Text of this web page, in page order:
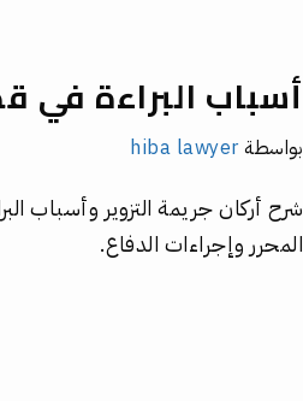
أسباب البراءة في
بواسطةhiba lawyer
شرح أركان جريمة التزوير وأسباب
المحرر وإجراءات الدفاع.